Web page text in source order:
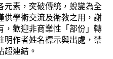
元素，突破傳統，蛻變為全
供學術交流及衛教之用，謝
，歡迎非商業性「部份」轉
明作者姓名標示與出處，禁
超連結。